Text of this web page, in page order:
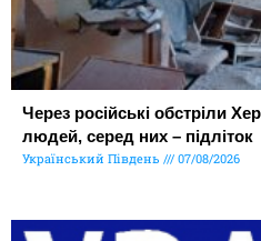
Через російські обстріли
людей, серед них – підліток
Український Південь 07/08/2026